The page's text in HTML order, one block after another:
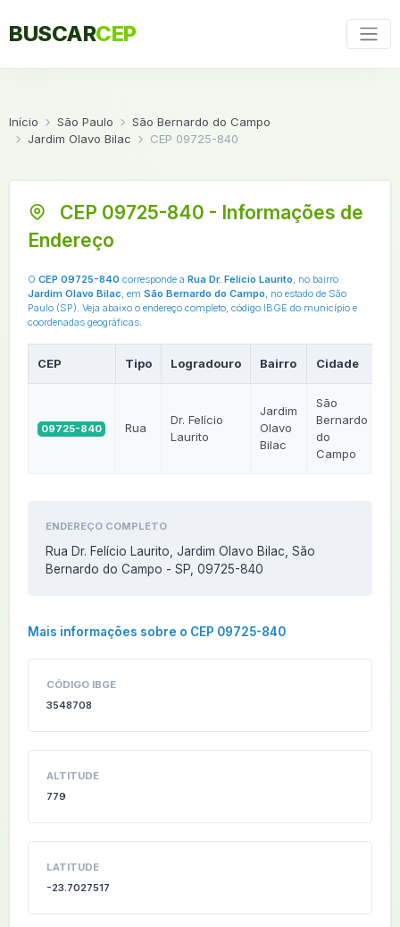
BUSCARCEP
Início São Paulo
São Bernardo do Campo
Jardim Olavo Bilac
CEP 09725-840
CEP 09725-840 - Informações de
Endereço
O CEP 09725-840 corresponde a Rua Dr. Felício Laurito, no bairro
Jardim Olavo Bilac, em São Bernardo do Campo, no estado de São
Paulo (SP). Veja abaixo o endereço completo, código IBGE do município e
coordenadas geográficas.
CEP Tipo Logradouro Bairro Cidade
09725-840 Rua
Dr. Felício
Laurito
Jardim
Olavo
Bilac
São
Bernardo
do
Campo
ENDEREÇO COMPLETO
Rua Dr. Felício Laurito, Jardim Olavo Bilac, São
Bernardo do Campo - SP, 09725-840
Mais informações sobre o CEP 09725-840
CÓDIGO IBGE
3548708
ALTITUDE
779
LATITUDE
-23.7027517